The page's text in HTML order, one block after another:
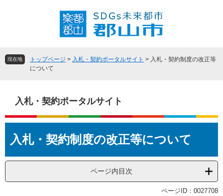
頭
飛
へ
現在地 トップページ > 入札・契約ポータルサイト > 入札・契約制度の改正等
について
入札・契約ポータルサイト
入札・契約制度の改正等について
ページ内目次
ページID：0027708